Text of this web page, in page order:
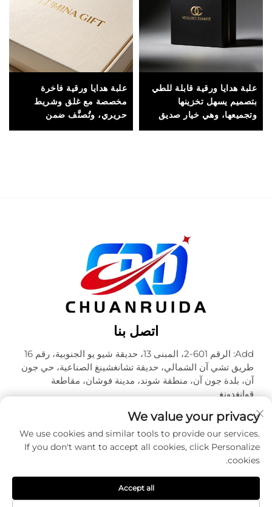
علبة هدايا ورقية قابلة للطي
بتصميم يسهل تخزينها
وتجميعها، وهي خيار صديق
للبيئة لتغليف المنتجات في
علبة هدايا ورقية فاخرة
مخصصة مع غلق وشريط
حريري، وتُصنَّف ضمن
التغليف الصلب الفاخر للهدايا
اتصل بنا
Add: الرقم 601-2، المبنى 13، حديقة شيو يو الجنوبية، رقم 16
طريق تشي آن الشمالي، حديقة تشانغشينغ الصناعية، حي جون
آن، بلدة جون آن، منطقة شوند، مدينة فوشان، مقاطعة
قوانغدونغ
هاتف:+86-18320933590
البريد الإلكتروني: [email protected]
المحدودة. جميع الحقوق محفوظة -
We value your privacy
We use cookies and similar tools to provide our services.
If you don't want to accept all cookies, click Personalize
cookies.
Accept all